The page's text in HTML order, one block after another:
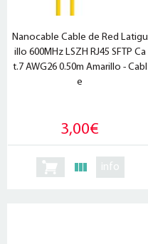
Nanocable Cable de Red Latigu
illo 600MHz LSZH RJ45 SFTP Ca
t.7 AWG26 0.50m Amarillo - Cabl
e
3,00€
info